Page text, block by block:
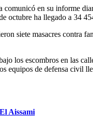
en su informe
octubre ha llegado a 34
siete masacres contra
los escombros en las
equipos de defensa civil
Aissami